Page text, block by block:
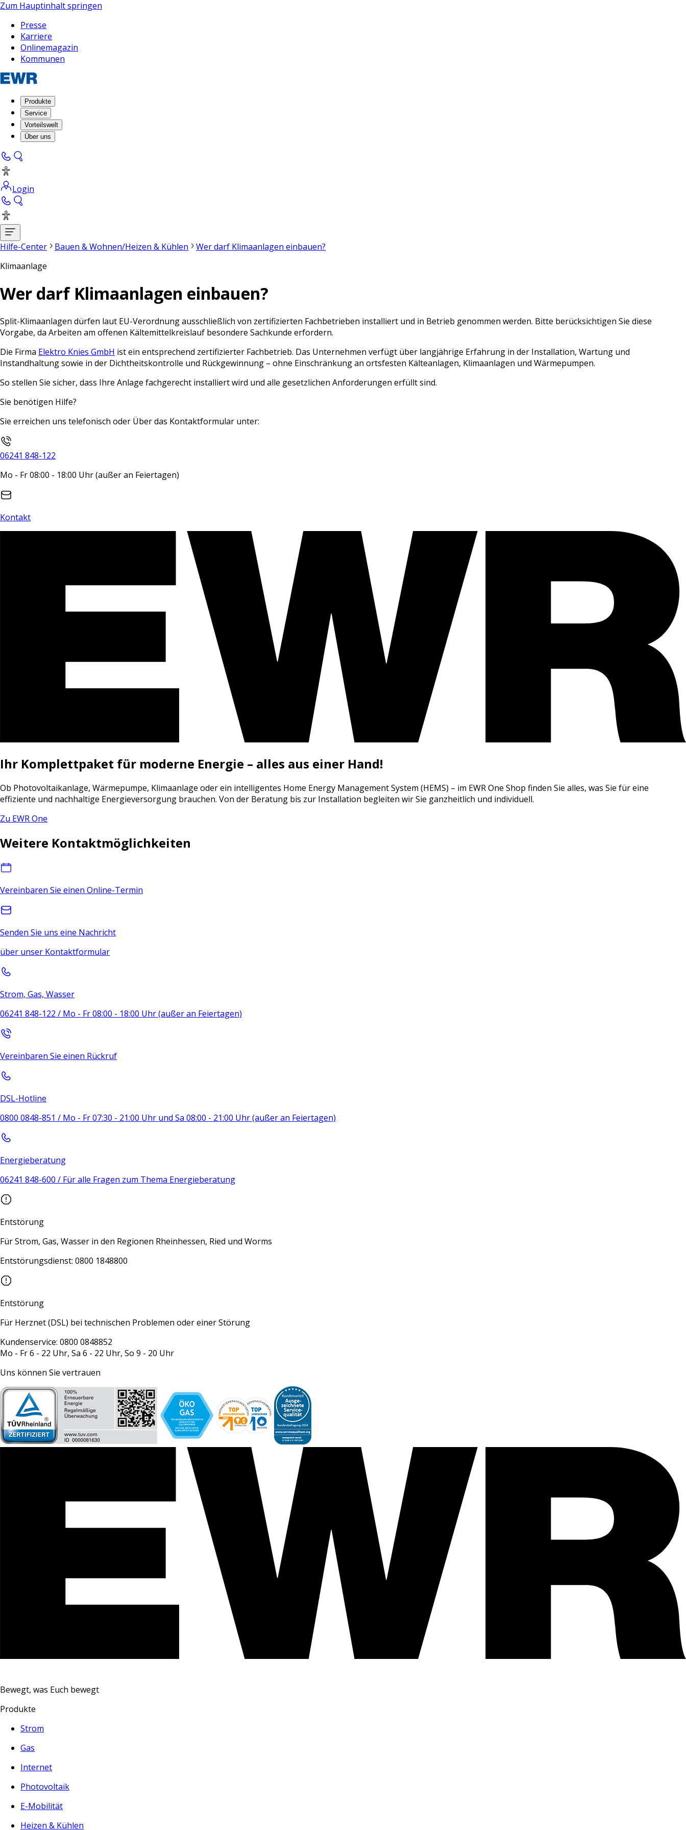
Zum Hauptinhalt springen
Presse
Karriere
Onlinemagazin
Kommunen
Produkte
Service
Vorteilswelt
Über uns
Login
Hilfe-Center Bauen & Wohnen/Heizen & Kühlen
Wer darf Klimaanlagen einbauen?
Klimaanlage
Wer darf Klimaanlagen einbauen?
Split-Klimaanlagen dürfen laut EU-Verordnung ausschließlich von zertifizierten Fachbetrieben installiert und in Betrieb genommen werden. Bitte berücksichtigen Sie diese
Vorgabe, da Arbeiten am offenen Kältemittelkreislauf besondere Sachkunde erfordern.
Die Firma Elektro Knies GmbH ist ein entsprechend zertifizierter Fachbetrieb. Das Unternehmen verfügt über langjährige Erfahrung in der Installation, Wartung und
Instandhaltung sowie in der Dichtheitskontrolle und Rückgewinnung – ohne Einschränkung an ortsfesten Kälteanlagen, Klimaanlagen und Wärmepumpen.
So stellen Sie sicher, dass Ihre Anlage fachgerecht installiert wird und alle gesetzlichen Anforderungen erfüllt sind.
Sie benötigen Hilfe?
Sie erreichen uns telefonisch oder Über das Kontaktformular unter:
06241 848-122
Mo - Fr 08:00 - 18:00 Uhr (außer an Feiertagen)
Kontakt
Ihr Komplettpaket für moderne Energie – alles aus einer Hand!
Ob Photovoltaikanlage, Wärmepumpe, Klimaanlage oder ein intelligentes Home Energy Management System (HEMS) – im EWR One Shop finden Sie alles, was Sie für eine
effiziente und nachhaltige Energieversorgung brauchen. Von der Beratung bis zur Installation begleiten wir Sie ganzheitlich und individuell.
Zu EWR One
Weitere Kontaktmöglichkeiten
Vereinbaren Sie einen Online-Termin
Senden Sie uns eine Nachricht
über unser Kontaktformular
Strom, Gas, Wasser
06241 848-122 / Mo - Fr 08:00 - 18:00 Uhr (außer an Feiertagen)
Vereinbaren Sie einen Rückruf
DSL-Hotline
0800 0848-851 / Mo - Fr 07:30 - 21:00 Uhr und Sa 08:00 - 21:00 Uhr (außer an Feiertagen)
Energieberatung
06241 848-600 / Für alle Fragen zum Thema Energieberatung
Entstörung
Für Strom, Gas, Wasser in den Regionen Rheinhessen, Ried und Worms
Entstörungsdienst: 0800 1848800
Entstörung
Für Herznet (DSL) bei technischen Problemen oder einer Störung
Kundenservice: 0800 0848852
Mo - Fr 6 - 22 Uhr, Sa 6 - 22 Uhr, So 9 - 20 Uhr
Uns können Sie vertrauen
Bewegt, was Euch bewegt
Produkte
Strom
Gas
Internet
Photovoltaik
E-Mobilität
Heizen & Kühlen